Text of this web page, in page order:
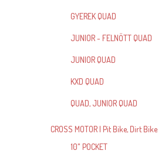
GYEREK QUAD
JUNIOR - FELNŐTT QUAD
JUNIOR QUAD
KXD QUAD
QUAD, JUNIOR QUAD
CROSS MOTOR | Pit Bike, Dirt Bike
10" POCKET